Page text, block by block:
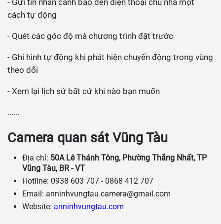
- Gửi tin nhắn cảnh báo đến điện thoại chủ nhà một
cách tự động
- Quét các góc độ mà chương trình đặt trước
- Ghi hình tự động khi phát hiện chuyển động trong vùng
theo dői
- Xem lại lịch sử bất cứ khi nào bạn muốn
......
Camera quan sát Vũng Tàu
Địa chỉ: 50A Lê Thánh Tông, Phường Thắng Nhất, TP
Vũng Tàu, BR - VT
Hotline: 0938 603 707 - 0868 412 707
Email: anninhvungtau.camera@gmail.com
Website: anninhvungtau.com